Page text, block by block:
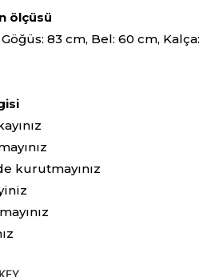
ölçüsü
83 cm, Bel: 60 cm, Kalça:
kurutmayınız